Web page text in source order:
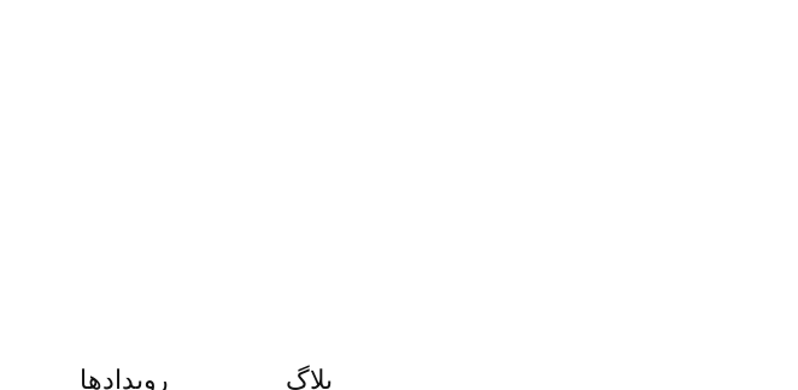
بلاگ رویدادها